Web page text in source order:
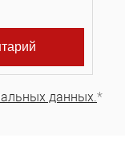
данных.*